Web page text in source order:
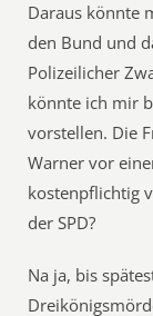
Daraus könnte
den Bund und
Polizeilicher
könnte ich mir
vorstellen. Die
Warner vor
kostenpflichtig
der SPD?
Na ja, bis